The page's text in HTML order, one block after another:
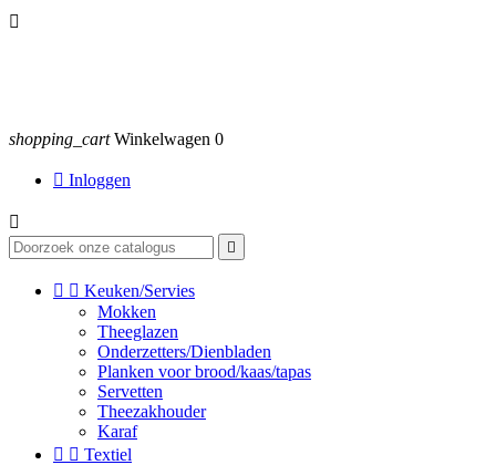

shopping_cart Winkelwagen 0
 Inloggen


  Keuken/Servies
Mokken
Theeglazen
Onderzetters/Dienbladen
Planken voor brood/kaas/tapas
Servetten
Theezakhouder
Karaf
  Textiel